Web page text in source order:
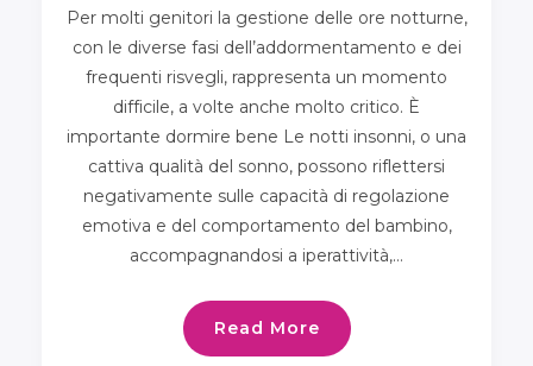
Per molti genitori la gestione delle ore notturne,
con le diverse fasi dell’addormentamento e dei
frequenti risvegli, rappresenta un momento
difficile, a volte anche molto critico. È
importante dormire bene Le notti insonni, o una
cattiva qualità del sonno, possono riflettersi
negativamente sulle capacità di regolazione
emotiva e del comportamento del bambino,
accompagnandosi a iperattività,…
Read More